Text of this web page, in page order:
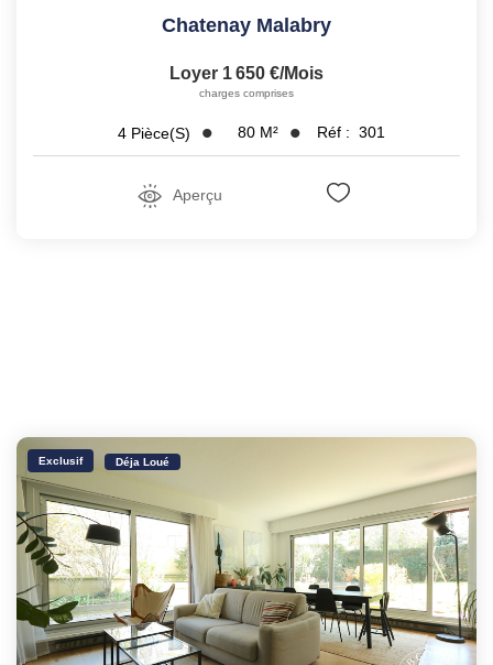
Chatenay Malabry
Loyer 1 650 €/mois
charges comprises
4 Pièce(s) 80 M² Réf : 301
Aperçu
Exclusif Déja Loué